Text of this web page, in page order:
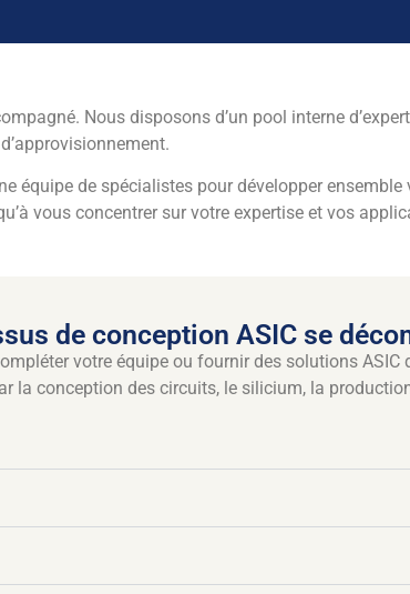
Nous disposons d’un pool interne
équipe de spécialistes pour développer
vous concentrer sur votre expertise et vos
de conception ASIC se
votre équipe ou fournir des solutions
la conception des circuits, le silicium, la